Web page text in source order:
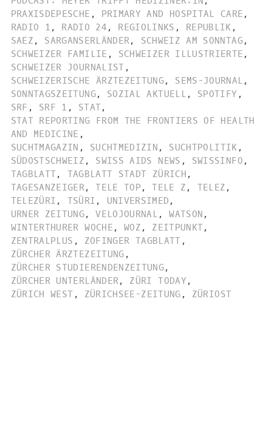
PRAXISDEPESCHE , PRIMARY AND HOSPITAL CARE ,
RADIO 1 , RADIO 24, REGIOLINKS , REPUBLIK ,
SAEZ , SARGANSERLÄNDER, SCHWEIZ AM SONNTAG,
SCHWEIZER FAMILIE , SCHWEIZER ILLUSTRIERTE ,
SCHWEIZER JOURNALIST ,
SCHWEIZERISCHE ÄRZTEZEITUNG, SEMS-JOURNAL ,
SONNTAGSZEITUNG, SOZIAL AKTUELL , SPOTIFY ,
SRF , SRF 1 , STAT,
STAT REPORTING FROM THE FRONTIERS OF HEALTH
AND MEDICINE ,
SUCHTMAGAZIN , SUCHTMEDIZIN , SUCHTPOLITIK ,
SÜDOSTSCHWEIZ , SWISS AIDS NEWS , SWISSINFO ,
TAGBLATT, TAGBLATT STADT ZÜRICH ,
TAGESANZEIGER, TELE TOP, TELE Z , TELEZ ,
TELEZÜRI , TSÜRI , UNIVERSIMED ,
URNER ZEITUNG, VELOJOURNAL , WATSON ,
WINTERTHURER WOCHE , WOZ , ZEITPUNKT,
ZENTRALPLUS , ZOFINGER TAGBLATT ,
ZÜRCHER ÄRZTEZEITUNG ,
ZÜRCHER STUDIERENDENZEITUNG,
ZÜRCHER UNTERLÄNDER, ZÜRI TODAY,
ZÜRICH WEST , ZÜRICHSEE-ZEITUNG , ZÜRIOST